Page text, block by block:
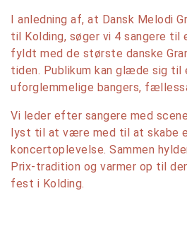
I anledning af, at Dansk Melodi
til Kolding, søger vi 4 sangere
fyldt med de største danske
tiden. Publikum kan glæde sig
uforglemmelige bangers,
Vi leder efter sangere med
lyst til at være med til at skabe
koncertoplevelse. Sammen
Prix-tradition og varmer op til
fest i Kolding.